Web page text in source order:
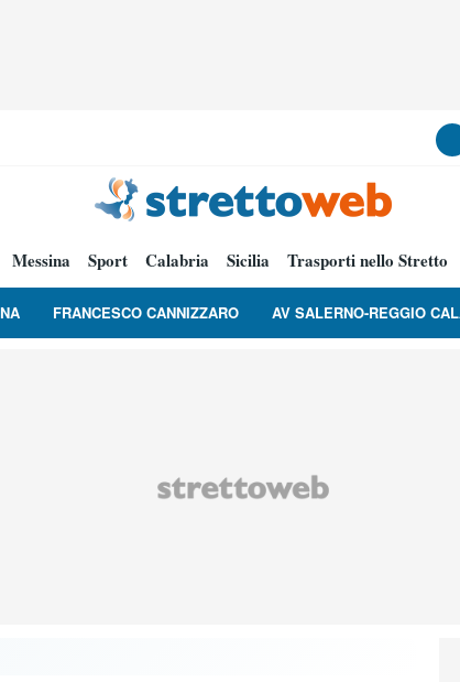
Messina Sport Calabria Sicilia Trasporti nello Stretto
FRANCESCO CANNIZZARO AV SALERNO-REGGIO